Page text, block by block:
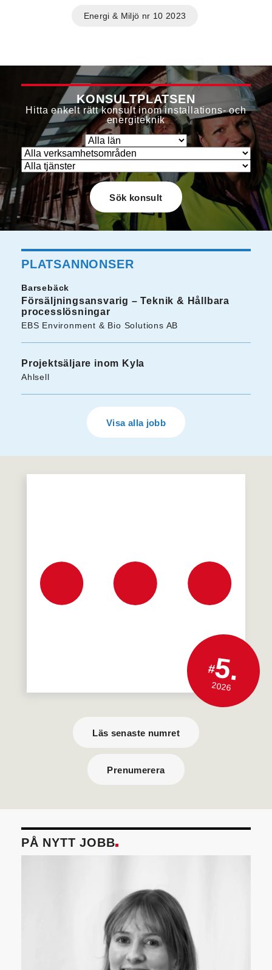
Energi & Miljö nr 10 2023
KONSULTPLATSEN
Hitta enkelt rätt konsult inom installations- och
energiteknik
PLATSANNONSER
Barsebäck
Försäljningsansvarig – Teknik & Hållbara
processlösningar
EBS Environment & Bio Solutions AB
Projektsäljare inom Kyla
Ahlsell
Visa alla jobb
#5.
2026
Läs senaste numret
Prenumerera
PÅ NYTT JOBB